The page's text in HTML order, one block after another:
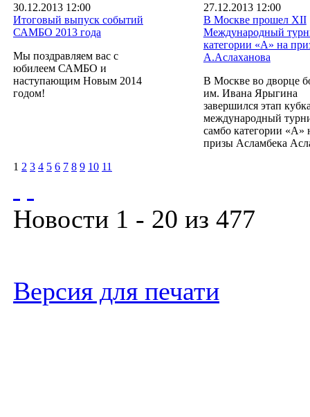
30.12.2013 12:00
Итоговый выпуск событий
САМБО 2013 года
Мы поздравляем вас с
юбилеем САМБО и
наступающим Новым 2014
годом!
27.12.2013 12:00
В Москве прошел XII
Международный
категории «А» на
А.Аслаханова
В Москве во дворце
им. Ивана Ярыгина
завершился этап
международный
самбо категории «А»
призы Асламбека
1 2 3 4 5 6 7 8 9 10 11
Новости 1 - 20 из 477
Версия для печати